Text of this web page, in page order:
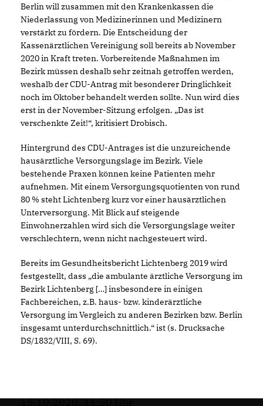
Berlin will zusammen mit den Krankenkassen die
Niederlassung von Medizinerinnen und Medizinern
verstärkt zu fördern. Die Entscheidung der
Kassenärztlichen Vereinigung soll bereits ab November
2020 in Kraft treten. Vorbereitende Maßnahmen im
Bezirk müssen deshalb sehr zeitnah getroffen werden,
weshalb der CDU-Antrag mit besonderer Dringlichkeit
noch im Oktober behandelt werden sollte. Nun wird dies
erst in der November-Sitzung erfolgen. „Das ist
verschenkte Zeit!“, kritisiert Drobisch.
Hintergrund des CDU-Antrages ist die unzureichende
hausärztliche Versorgungslage im Bezirk. Viele
bestehende Praxen können keine Patienten mehr
aufnehmen. Mit einem Versorgungsquotienten von rund
80 % steht Lichtenberg kurz vor einer hausärztlichen
Unterversorgung. Mit Blick auf steigende
Einwohnerzahlen wird sich die Versorgungslage weiter
verschlechtern, wenn nicht nachgesteuert wird.
Bereits im Gesundheitsbericht Lichtenberg 2019 wird
festgestellt, dass „die ambulante ärztliche Versorgung im
Bezirk Lichtenberg […] insbesondere in einigen
Fachbereichen, z.B. haus- bzw. kinderärztliche
Versorgung im Vergleich zu anderen Bezirken bzw. Berlin
insgesamt unterdurchschnittlich.“ ist (s. Drucksache
DS/1832/VIII, S. 69).
15.10.2020, 11:50 Uhr